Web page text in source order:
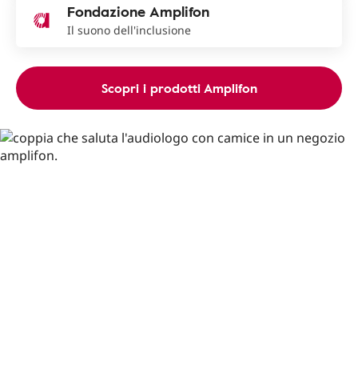
Fondazione Amplifon
Il suono dell'inclusione
Scopri i prodotti Amplifon